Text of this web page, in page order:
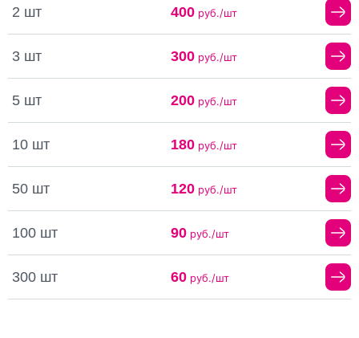
2 шт 400руб./шт
3 шт 300руб./шт
5 шт 200руб./шт
10 шт 180руб./шт
50 шт 120руб./шт
100 шт 90руб./шт
300 шт 60руб./шт